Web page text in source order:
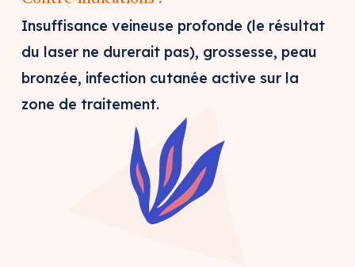
Insuffisance veineuse profonde (le résultat
du laser ne durerait pas), grossesse, peau
bronzée, infection cutanée active sur la
zone de traitement.